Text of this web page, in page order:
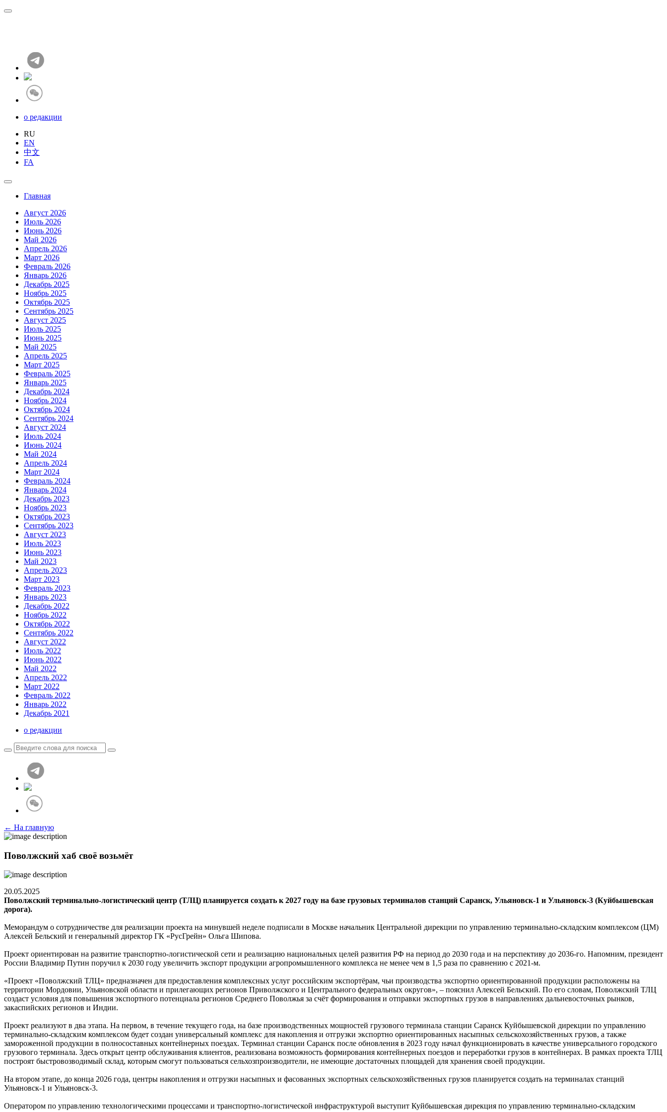
о редакции
RU
EN
中文
FA
Главная
Август 2026
Июль 2026
Июнь 2026
Май 2026
Апрель 2026
Март 2026
Февраль 2026
Январь 2026
Декабрь 2025
Ноябрь 2025
Октябрь 2025
Сентябрь 2025
Август 2025
Июль 2025
Июнь 2025
Май 2025
Апрель 2025
Март 2025
Февраль 2025
Январь 2025
Декабрь 2024
Ноябрь 2024
Октябрь 2024
Сентябрь 2024
Август 2024
Июль 2024
Июнь 2024
Май 2024
Апрель 2024
Март 2024
Февраль 2024
Январь 2024
Декабрь 2023
Ноябрь 2023
Октябрь 2023
Сентябрь 2023
Август 2023
Июль 2023
Июнь 2023
Май 2023
Апрель 2023
Март 2023
Февраль 2023
Январь 2023
Декабрь 2022
Ноябрь 2022
Октябрь 2022
Сентябрь 2022
Август 2022
Июль 2022
Июнь 2022
Май 2022
Апрель 2022
Март 2022
Февраль 2022
Январь 2022
Декабрь 2021
о редакции
← На главную
Поволжский хаб своё возьмёт
20.05.2025
Поволжский терминально-­логистический центр (ТЛЦ) планируется создать к 2027 году на базе грузовых терминалов станций Саранск, Ульяновск-1 и Ульяновск-3 (Куйбышевская
дорога).
Меморандум о сотрудничестве для реали­зации проекта на минувшей неделе подписали в Москве начальник Центральной дирекции по управлению ­терминально-складским комплексом (ЦМ)
Алексей Бельский и генеральный директор ГК «РусГрейн» Ольга Шипова.
Проект ориентирован на развитие транспортно-логистической сети и реализацию национальных целей развития РФ на период до 2030 года и на перспективу до ­2036-го. Напомним, президент
России Владимир Путин поручил к 2030 году увеличить экспорт продукции агропромышленного комплекса не менее чем в 1,5 раза по сравнению с 2021-м.
«Проект «Поволжский ТЛЦ» предназначен для предоставления комплексных услуг российским экспортёрам, чьи производства экспортно ориентированной продукции расположены на
территории Мордовии, Ульяновской области и прилегающих регионов Приволжского и Центрального федеральных округов», – пояснил Алексей Бельский. По его словам, Поволжский ТЛЦ
создаст условия для повышения экспортного потенциала регионов Среднего Поволжья за счёт формирования и отправки экспортных грузов в направлениях дальневосточных рынков,
закаспийских регионов и Индии.
Проект реализуют в два этапа. На первом, в течение текущего года, на базе производственных мощностей грузового терминала станции Саранск Куйбышевской дирекции по управлению
терминально-складским комплексом будет создан универсальный комплекс для накопления и отгрузки экспортно ориентированных насыпных сельскохозяйственных грузов, а также
замороженной продукции в полносоставных контейнерных поездах. Терминал станции Саранск после обновления в 2023 году начал функционировать в качестве универсального городского
грузового терминала. Здесь открыт центр обслуживания клиентов, реализована возможность формирования контейнерных поездов и переработки грузов в контейнерах. В рамках проекта ТЛЦ
построят быстровозводимый склад, которым смогут пользоваться сельхозпроизводители, не имеющие достаточных площадей для хранения своей продукции.
На втором этапе, до конца 2026 года, центры накопления и отгрузки насыпных и фасованных экспортных сельскохозяйственных грузов планируется создать на терминалах станций
Ульяновск-1 и Ульяновск-3.
Оператором по управлению технологическими процессами и транспортно-­логистической инфраструк­турой выступит Куйбышевская дирекция по управлению терминально-складским